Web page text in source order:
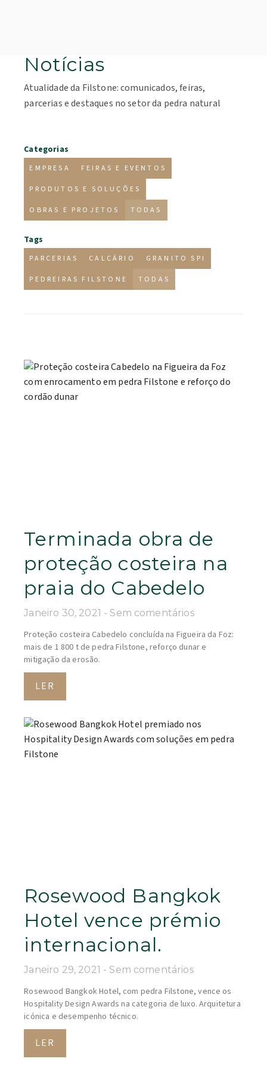
Notícias
Atualidade da Filstone: comunicados, feiras,
parcerias e destaques no setor da pedra natural
Categorias
EMPRESA FEIRAS E EVENTOS
PRODUTOS E SOLUÇÕES
OBRAS E PROJETOS TODAS
Tags
PARCERIAS CALCÁRIO GRANITO SPI
PEDREIRAS FILSTONE TODAS
Terminada obra de
proteção costeira na
praia do Cabedelo
Janeiro 30, 2021 Sem comentários
Proteção costeira Cabedelo concluída na Figueira da Foz:
mais de 1 800 t de pedra Filstone, reforço dunar e
mitigação da erosão.
LER
Rosewood Bangkok
Hotel vence prémio
internacional.
Janeiro 29, 2021 Sem comentários
Rosewood Bangkok Hotel, com pedra Filstone, vence os
Hospitality Design Awards na categoria de luxo. Arquitetura
icónica e desempenho técnico.
LER